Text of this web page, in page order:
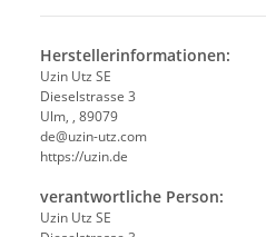
Herstellerinformationen:
Uzin Utz SE
Dieselstrasse 3
Ulm, , 89079
de@uzin-utz.com
https://uzin.de
verantwortliche Person:
Uzin Utz SE